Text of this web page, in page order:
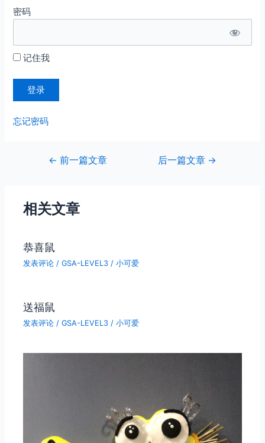
密码
记住我
忘记密码
航
← 前一篇文章 后一篇文章 →
相关文章
恭喜鼠
发表评论 /GSA-LEVEL3 /小可爱
送福鼠
发表评论 /GSA-LEVEL3 /小可爱